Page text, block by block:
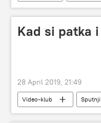
Kad si patka
28 April 2019, 21:49
Video-klub